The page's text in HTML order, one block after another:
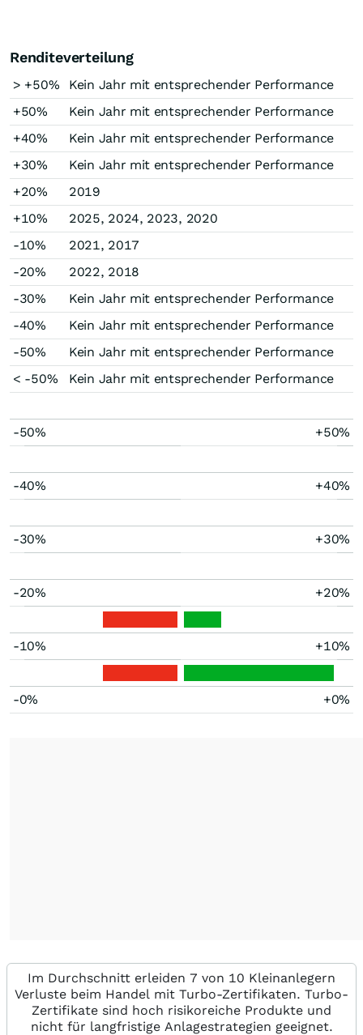
Renditeverteilung
> +50%
Kein Jahr mit entsprechender Performance
+50%
Kein Jahr mit entsprechender Performance
+40%
Kein Jahr mit entsprechender Performance
+30%
Kein Jahr mit entsprechender Performance
+20%
2019
+10%
2025, 2024, 2023, 2020
-10%
2021, 2017
-20%
2022, 2018
-30%
Kein Jahr mit entsprechender Performance
-40%
Kein Jahr mit entsprechender Performance
-50%
Kein Jahr mit entsprechender Performance
< -50%
Kein Jahr mit entsprechender Performance
-50% +50%
-40% +40%
-30% +30%
-20% +20%
-10% +10%
-0% +0%
Im Durchschnitt erleiden 7 von 10 Kleinanlegern
Verluste beim Handel mit Turbo-Zertifikaten. Turbo-
Zertifikate sind hoch risikoreiche Produkte und
nicht für langfristige Anlagestrategien geeignet.